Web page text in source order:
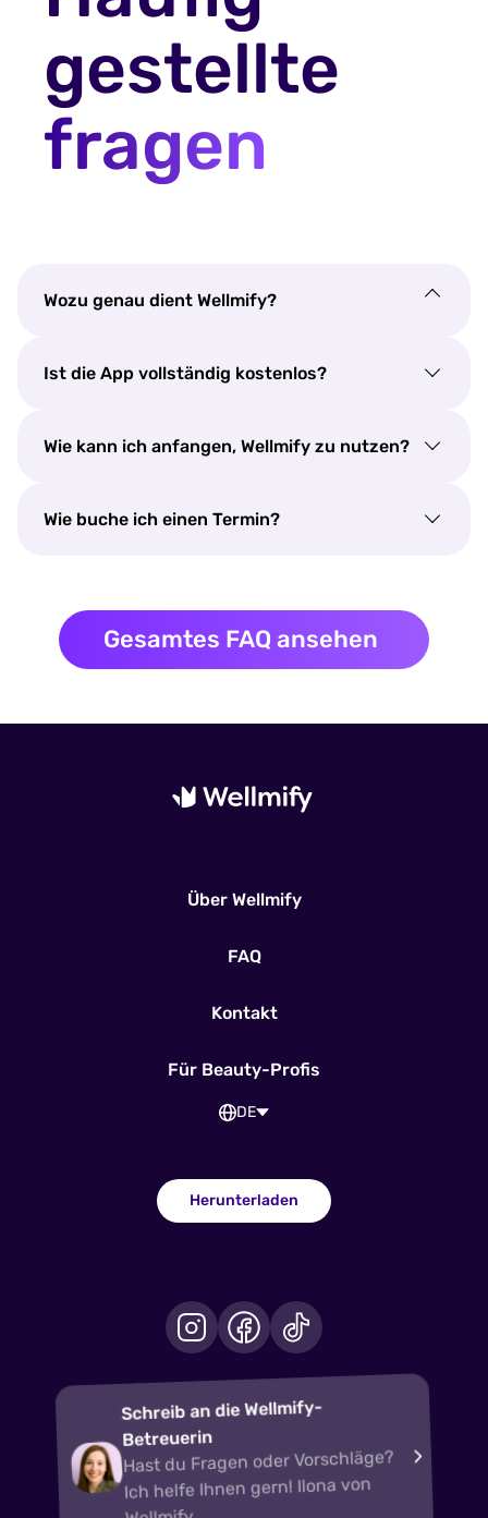
gestellte
fragen
Wozu genau dient Wellmify?
Ist die App vollständig kostenlos?
Wie kann ich anfangen, Wellmify zu nutzen?
Wie buche ich einen Termin?
Gesamtes FAQ ansehen
Über Wellmify
FAQ
Kontakt
Für Beauty-Profis
DE
Herunterladen
Schreib an die Wellmify-
Betreuerin
Hast du Fragen oder Vorschläge?
Ich helfe Ihnen gern! Ilona von